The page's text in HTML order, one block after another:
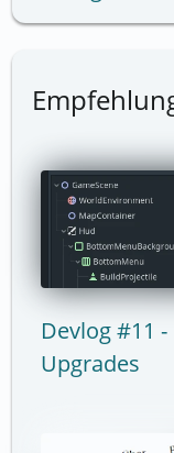
Devlog #11
Upgrades